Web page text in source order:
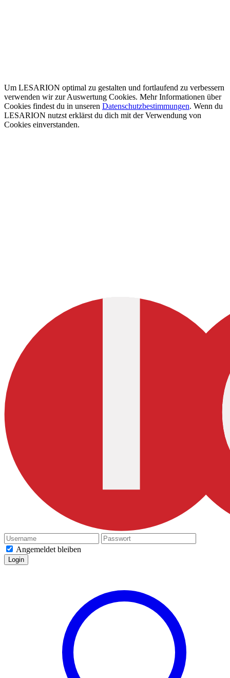
Um LESARION optimal zu gestalten und fortlaufend zu verbessern
verwenden wir zur Auswertung Cookies. Mehr Informationen über
Cookies findest du in unseren Datenschutzbestimmungen. Wenn du
LESARION nutzst erklärst du dich mit der Verwendung von
Cookies einverstanden.
Angemeldet bleiben
Login